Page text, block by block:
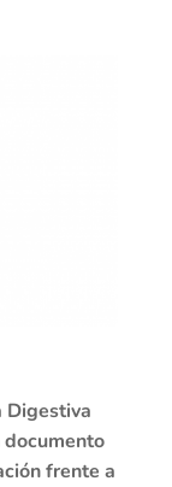
Digestiva
documento
frente a